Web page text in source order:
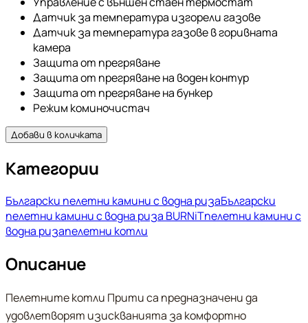
Датчик за температура изгорели газове
Датчик за температура газове в горивната
камера
Защита от прегряване
Защита от прегряване на воден контур
Защита от прегряване на бункер
Режим коминочистач
Добави в количката
Категории
Български пелетни камини с водна ризаБългарски
пелетни камини с водна риза BURNiTпелетни камини с
водна ризапелетни котли
Описание
Пелетните котли Прити са предназначени да
удовлетворят изискванията за комфортно